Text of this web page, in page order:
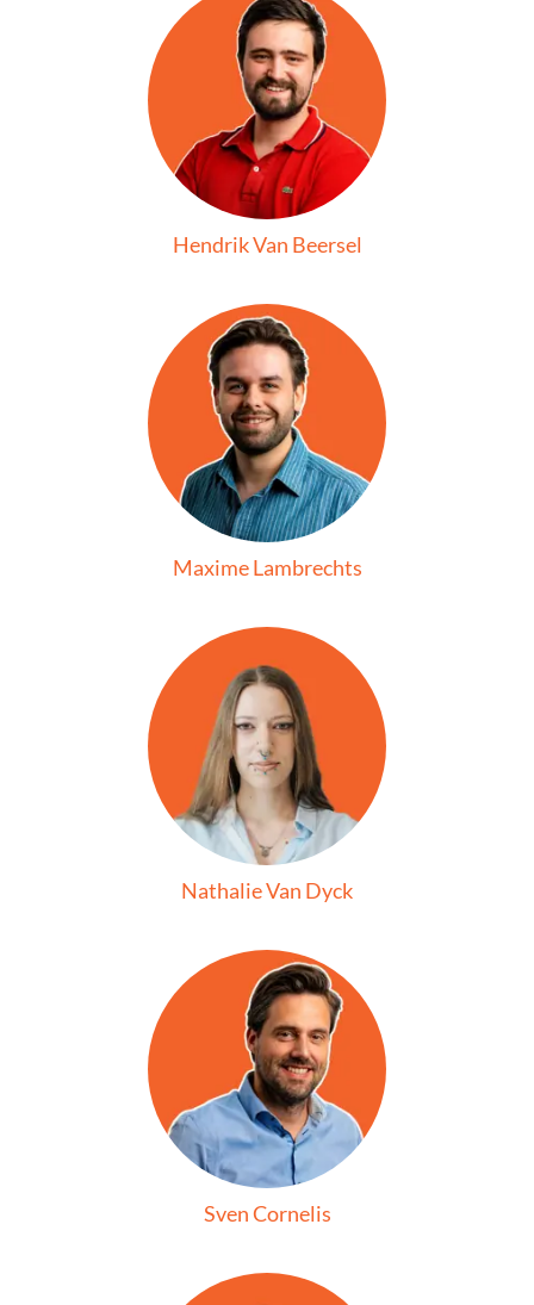
Hendrik Van Beersel
Maxime Lambrechts
Nathalie Van Dyck
Sven Cornelis